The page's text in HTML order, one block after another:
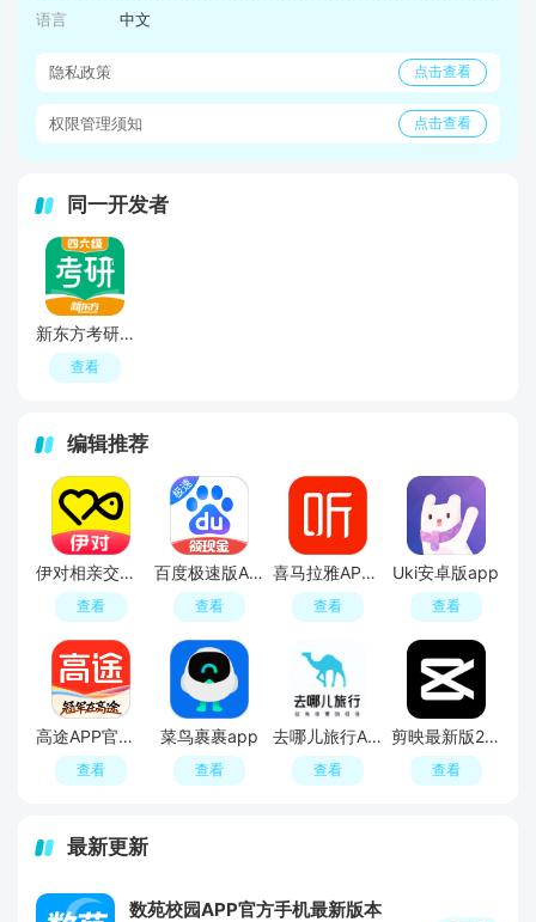
语言 中文
隐私政策 点击查看
权限管理须知 点击查看
同一开发者
新东方考研四六级app(新东方考研英语网课官方app)
查看
编辑推荐
伊对相亲交友平台官方APP
查看
百度极速版APP官方免费版
查看
喜马拉雅APP官方免费安装包
查看
Uki安卓版app
查看
高途APP官方正版
查看
菜鸟裹裹app
查看
去哪儿旅行APP官方免费版
查看
剪映最新版2026手机版
查看
最新更新
数苑校园APP官方手机最新版本